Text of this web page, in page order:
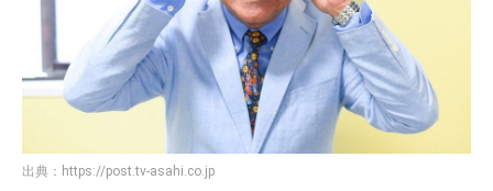
出典： https://post.tv-asahi.co.jp